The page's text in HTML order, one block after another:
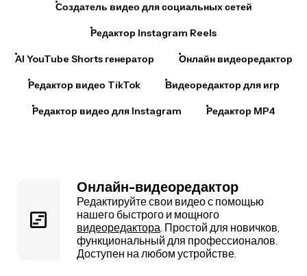
Создатель видео для социальных сетей
Редактор Instagram Reels
AI YouTube Shorts генератор Онлайн видеоредактор
Редактор видео TikTok Видеоредактор для игр
Редактор видео для Instagram Редактор MP4
Онлайн-видеоредактор
Редактируйте свои видео с помощью
нашего быстрого и мощного
видеоредактора. Простой для новичков,
функциональный для профессионалов.
Доступен на любом устройстве.